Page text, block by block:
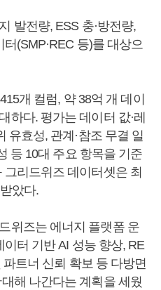
발전량, ESS 충·방전량,
(SMP·REC 등)를 대상으
개 컬럼, 약 38억 개 데이
하다. 평가는 데이터 값·레
유효성, 관계·참조 무결 일
등 10대 주요 항목을 기준
리드위즈 데이터셋은 최
았다.
위즈는 에너지 플랫폼 운
터 기반 AI 성능 향상, RE
트너 신뢰 확보 등 다방면
해 나간다는 계획을 세웠